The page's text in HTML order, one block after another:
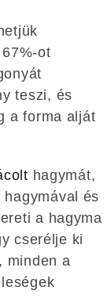
ot
teszi, és
a forma alját
hagymát,
és
a hagyma
cserélje ki
minden a